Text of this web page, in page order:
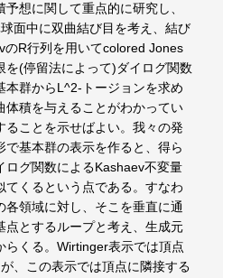
想に関して重点的に研究し、
面中に双曲結び目を考え、結び
のR行列を用いてcolored Jones
を(停留法によって)ダイログ関数
本群からL^2-トージョンを求め
体積を与えることがわかってい
ることを示せばよい。我々の発
で基本群の表示を作ると、得ら
ログ関数によるKashaev不変量
てくるという点である。すなわ
各領域に対し、そこを垂直に通
点とするループと考え、生成元
らくる。Wirtinger表示では頂点
、この表示では頂点に隣接する